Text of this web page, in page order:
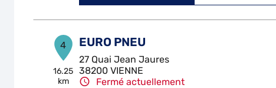
4
16.25
km
EURO PNEU
27 Quai Jean Jaures
38200 VIENNE
Fermé actuellement